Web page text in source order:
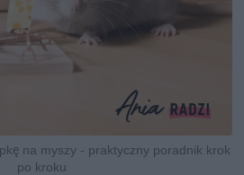
na myszy - praktyczny poradnik krok
po kroku